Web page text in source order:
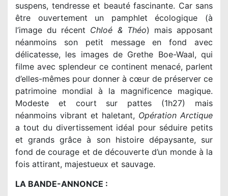
suspens, tendresse et beauté fascinante. Car sans
être ouvertement un pamphlet écologique (à
l’image du récent Chloé & Théo) mais apposant
néanmoins son petit message en fond avec
délicatesse, les images de Grethe Boe-Waal, qui
filme avec splendeur ce continent menacé, parlent
d’elles-mêmes pour donner à cœur de préserver ce
patrimoine mondial à la magnificence magique.
Modeste et court sur pattes (1h27) mais
néanmoins vibrant et haletant, Opération Arctique
a tout du divertissement idéal pour séduire petits
et grands grâce à son histoire dépaysante, sur
fond de courage et de découverte d’un monde à la
fois attirant, majestueux et sauvage.
LA BANDE-ANNONCE :